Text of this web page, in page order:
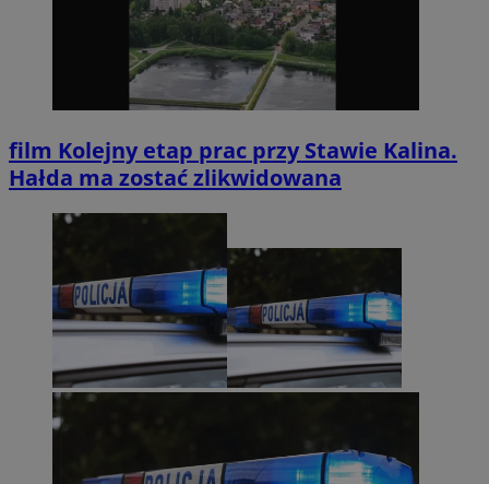
film Kolejny etap prac przy Stawie Kalina.
Hałda ma zostać zlikwidowana